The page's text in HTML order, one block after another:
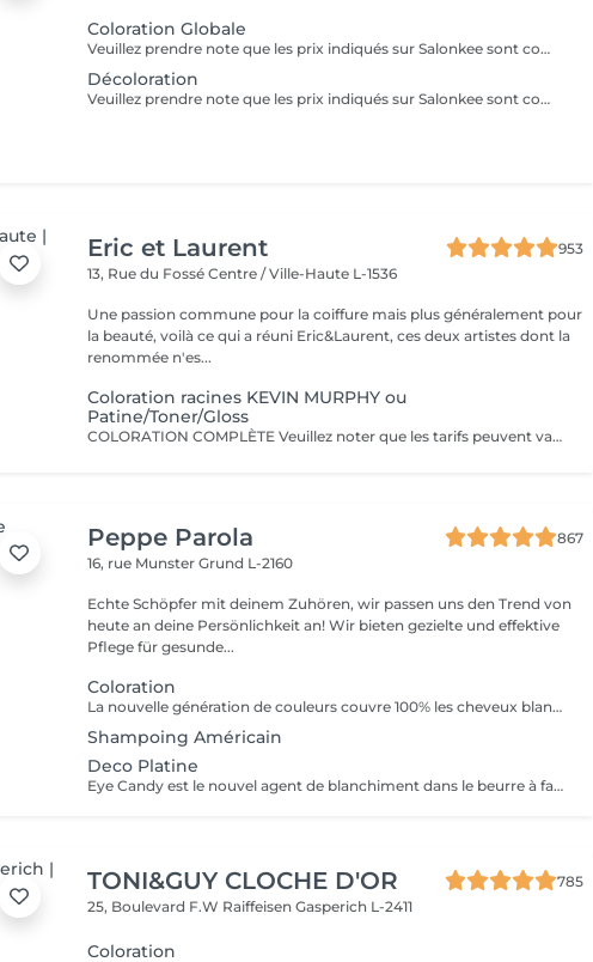
Coloration Globale
Veuillez prendre note que les prix indiqués sur Salonkee sont communiqués à titre informatif et s'entendent de base. Ces derniers sont susceptibles de varier selon le diagnostic réalisé à votre arrivée au salon et l'expertise du professionnel à qui vous confiez votre beauté. Dans tous les cas, un devis précis vous sera proposé et toutes réalisations de prestations seront effectuées avec votre accord. Un grand merci d'avance pour votre compréhension. Au plaisir de vous recevoir très vite.
Décoloration
Veuillez prendre note que les prix indiqués sur Salonkee sont communiqués à titre informatif et s'entendent de base. Ces derniers sont susceptibles de varier selon le diagnostic réalisé à votre arrivée au salon et l'expertise du professionnel à qui vous confiez votre beauté. Dans tous les cas, un devis précis vous sera proposé et toutes réalisations de prestations seront effectuées avec votre accord. Un grand merci d'avance pour votre compréhension. Au plaisir de vous recevoir très vite.
Eric et Laurent
953
13, Rue du FosséCentre / Ville-Haute L-1536
Une passion commune pour la coiffure mais plus généralement pour
la beauté, voilà ce qui a réuni Eric&Laurent, ces deux artistes dont la
renommée n'es...
Coloration racines KEVIN MURPHY ou
Patine/Toner/Gloss
COLORATION COMPLÈTE Veuillez noter que les tarifs peuvent varier en fonction de la longueur des cheveux, de leur densité, de la quantité de produit nécessaire ainsi que de la complexité de la prestation. COLOR.ME by KEVIN.MURPHY Découvrez une expérience de coloration haut de gamme avec COLOR.ME by KEVIN.MURPHY, une gamme de coloration professionnelle alliant performance, innovation et respect de la fibre capillaire. Les avantages : Formule sans ammoniaque, sans PPD et sans parabène Enrichie en miel, beurre de karité et grenade pour nourrir et protéger les cheveux Jusqu'à 100 % de couverture des cheveux blancs Couleur intense, lumineuse et durable Respect optimal de la fibre capillaire et du cuir chevelu Cheveux visiblement plus doux, brillants et éclatants de santé Formule cruelty-free, développée dans le respect du bien-être animal Une expérience de coloration premium qui associe l'excellence de la couleur à des actifs de soin performants, pour un résultat sur mesure, éclatant et naturellement sophistiqué.
Peppe Parola
867
16, rue MunsterGrund L-2160
Echte Schöpfer mit deinem Zuhören, wir passen uns den Trend von
heute an deine Persönlichkeit an! Wir bieten gezielte und effektive
Pflege für gesunde...
Coloration
La nouvelle génération de couleurs couvre 100% les cheveux blancs, ce qui rend le traitement aussi naturel que possible car il ne contient ni ammoniaque, ni PPD (paraphénylènediamine), ni résorcine, ni paraben ni Nichel. L'ajout d'extrait de feuille de Baobab confère à la crème une grande valeur cosmétique, offrant protection, hydratation, brillance et douceur au toucher. Il contient également de l'huile d'argan, de l'huile de karité, de l'huile de pépins de raisin et de l'extrait de citron en remplacement de la paraffine. Ces composants d'origine végétale sont reconnus pour leur pouvoir hydratant, nourrissant et polissant exceptionnel.
Shampoing Américain
Deco Platine
Eye Candy est le nouvel agent de blanchiment dans le beurre à faible teneur en ammoniac, capable de garantir des résultats de blanchiment élevés sans attaquer ni endommager la structure du cheveu et avec une action délicate et protectrice sur la peau. Pendant les phases de décoloration, il protège les cheveux, leur donne force et vitalité, reconstruit et revitalise, tout en aidant à maintenir la structure capillaire compacte pendant tout le processus d'éclaircissement. Une formule innovante et efficace, un produit révolutionnaire au service du salon, en parfaite adéquation avec les tendances du moment, qui exigent souvent un éclairage extrême comme base des couleurs à la mode. Avec Eye Candy, vous pouvez décolorer les cheveux même à des rythmes soutenus en les laissant parfaitement intacts et vitaux!
TONI&GUY CLOCHE D'OR
785
25, Boulevard F.W RaiffeisenGasperich L-2411
Coloration